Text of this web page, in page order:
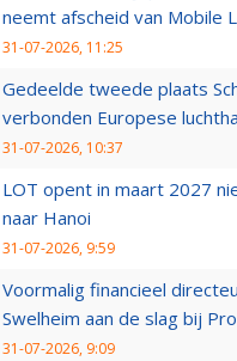
neemt afscheid van Mobile
31-07-2026, 11:25
Gedeelde tweede plaats
verbonden Europese
31-07-2026, 10:37
LOT opent in maart 2027
naar Hanoi
31-07-2026, 9:59
Voormalig financieel
Swelheim aan de slag bij
31-07-2026, 9:09